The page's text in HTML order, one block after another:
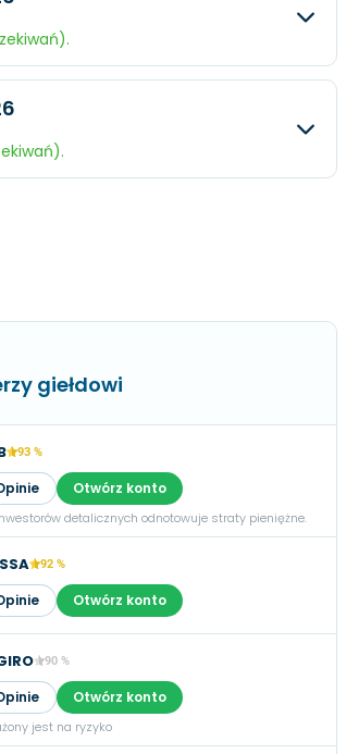
$242,9 mln.
$60,2 mln. +5.68 %
$313 mln.
giełdowi
93 %
Otwórz konto
detalicznych odnotowuje straty pieniężne.
92 %
Otwórz konto
90 %
Otwórz konto
jest na ryzyko